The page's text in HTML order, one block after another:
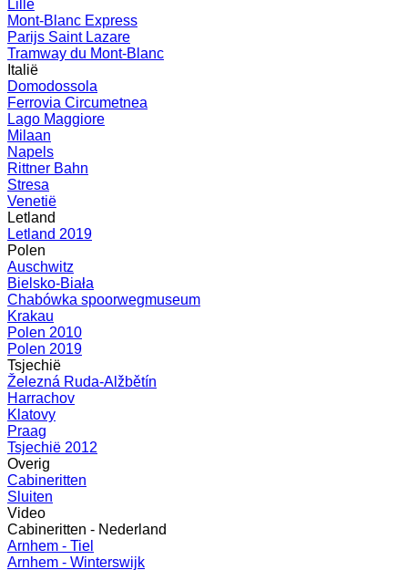
Lille
Mont-Blanc Express
Parijs Saint Lazare
Tramway du Mont-Blanc
Italië
Domodossola
Ferrovia Circumetnea
Lago Maggiore
Milaan
Napels
Rittner Bahn
Stresa
Venetië
Letland
Letland 2019
Polen
Auschwitz
Bielsko-Biała
Chabówka spoorwegmuseum
Krakau
Polen 2010
Polen 2019
Tsjechië
Železná Ruda-Alžbětín
Harrachov
Klatovy
Praag
Tsjechië 2012
Overig
Cabineritten
Sluiten
Video
Cabineritten - Nederland
Arnhem - Tiel
Arnhem - Winterswijk